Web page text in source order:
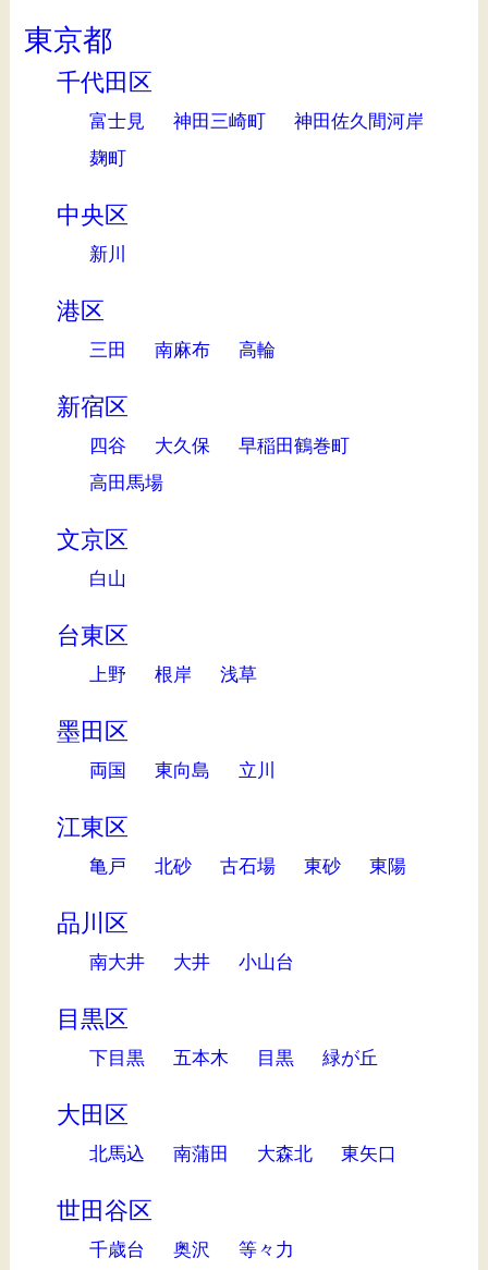
東京都
千代田区
富士見 神田三崎町
神田佐久間河岸
麹町
中央区
新川
港区
三田 南麻布 高輪
新宿区
四谷 大久保
早稲田鶴巻町
高田馬場
文京区
白山
台東区
上野 根岸 浅草
墨田区
両国 東向島 立川
江東区
亀戸 北砂 古石場 東砂 東陽
品川区
南大井 大井 小山台
目黒区
下目黒 五本木 目黒 緑が丘
大田区
北馬込 南蒲田 大森北 東矢口
世田谷区
千歳台 奥沢 等々力